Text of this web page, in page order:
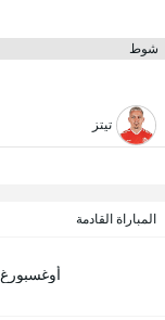
شوط
تيتز
المباراة القادمة
أوغسبورغ